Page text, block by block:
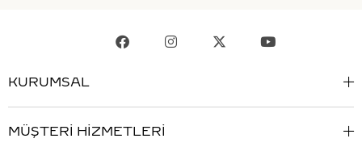
KURUMSAL
MÜŞTERİ HİZMETLERİ